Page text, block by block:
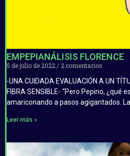
EMPEPIANÁLISIS FLORENCE
5 de julio de 2022
2 comentarios
-UNA CUIDADA EVALUACIÓN A UN
FIBRA SENSIBLE- “Pero Pepino, ¿qué
amariconando a pasos agigantados. La
Leer más »